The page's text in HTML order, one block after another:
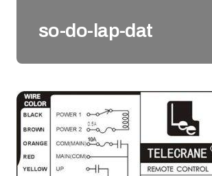
so-do-lap-dat